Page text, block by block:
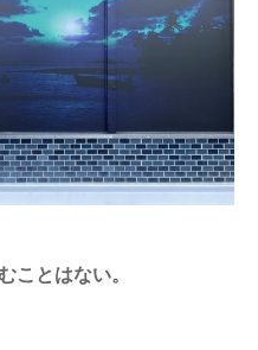
ことはない。